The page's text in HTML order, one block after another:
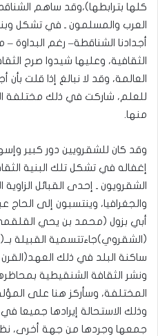
كلها بترابطها)،وقد ساهم
العرب والمسلمون ـ في تشكل
أجدادنا الشناقطة– رغم البداوة
الثقافية، وعليها شيدوا صرح
العالمة، وقد لا نبالغ إذا قلت بأن
للعلم، شاركت في ذلك مختلفة
منها.
وقد كان للشقرويين دور كبير
إغفاله في تشكل تلك البنية
الشقرويون ـ إحدى القبائل
والجغرافيا، وينتسبون إلى
أبي بزول (محمد بن يحي
(الشقروي)جاءتتسمية القبيلة
ساكنة البلد في ذلك
ونشر الثقافة الشنقيطية
المختلفة، وسأركز هنا على
وذلك الاستحالة إيرادها
جمعها وجردها من جهة أخرى،